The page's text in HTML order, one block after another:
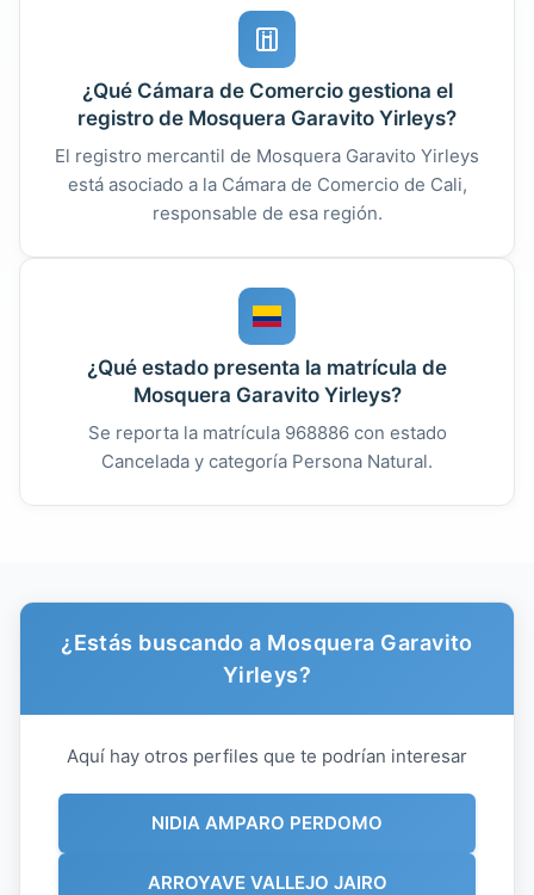
¿Qué Cámara de Comercio gestiona el
registro de Mosquera Garavito Yirleys?
El registro mercantil de Mosquera Garavito Yirleys
está asociado a la Cámara de Comercio de Cali,
responsable de esa región.
¿Qué estado presenta la matrícula de
Mosquera Garavito Yirleys?
Se reporta la matrícula 968886 con estado
Cancelada y categoría Persona Natural.
¿Estás buscando a Mosquera Garavito
Yirleys?
Aquí hay otros perfiles que te podrían interesar
NIDIA AMPARO PERDOMO
ARROYAVE VALLEJO JAIRO